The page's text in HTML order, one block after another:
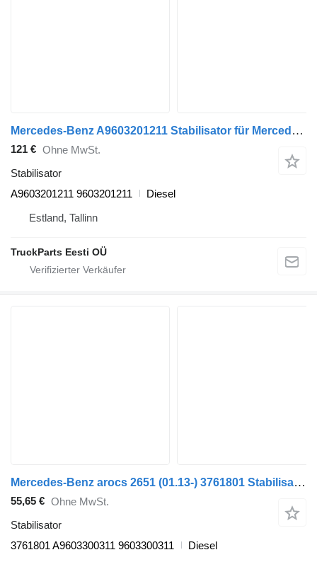
Mercedes-Benz A9603201211 Stabilisator für Mercedes-Benz Antos, Arocs, Actros MP4 (2012-) Sattelzugmaschine
121 € Ohne MwSt.
Stabilisator
A9603201211 9603201211
Diesel
Estland, Tallinn
TruckParts Eesti OÜ
Mercedes-Benz arocs 2651 (01.13-) 3761801 Stabilisator für Mercedes-Benz Actros MP4 Antos Arocs (2012-) Sattelzugmaschine
55,65 € Ohne MwSt.
Stabilisator
3761801 A9603300311 9603300311
Diesel